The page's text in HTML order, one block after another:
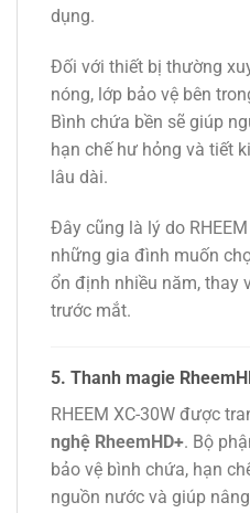
dụng.
Đối với thiết bị thường
nóng, lớp bảo vệ bên
Bình chứa bền sẽ giúp
hạn chế hư hỏng và tiết
lâu dài.
Đây cũng là lý do
những gia đình muốn
ổn định nhiều năm, thay
trước mắt.
5. Thanh magie
RHEEM XC-30W được
nghệ RheemHD+. Bộ
bảo vệ bình chứa, hạn
nguồn nước và giúp